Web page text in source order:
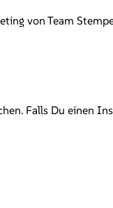
von Team
Falls Du